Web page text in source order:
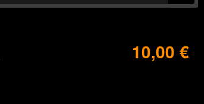
10,00 €